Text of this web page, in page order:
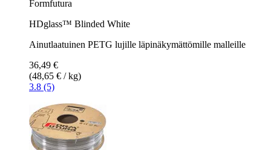
Formfutura
HDglass™ Blinded White
Ainutlaatuinen PETG lujille läpinäkymättömille malleille
36,49 €
(48,65 € / kg)
3.8 (5)